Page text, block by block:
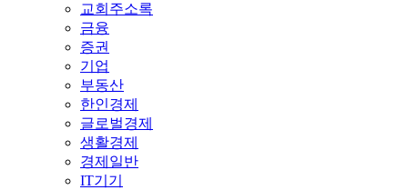
교회주소록
금융
증권
기업
부동산
한인경제
글로벌경제
생활경제
경제일반
IT기기